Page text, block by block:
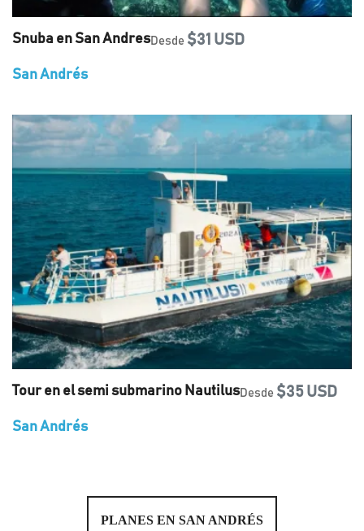
Snuba en San AndresDesde $31 USD
San Andrés
Tour en el semi submarino NautilusDesde $35 USD
San Andrés
PLANES EN SAN ANDRÉS